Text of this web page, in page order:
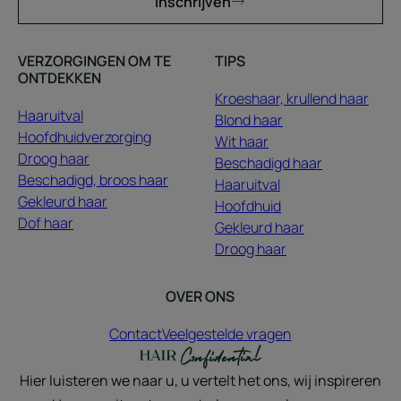
VERZORGINGEN OM TE
ONTDEKKEN
Haaruitval
Hoofdhuidverzorging
Droog haar
Beschadigd, broos haar
Gekleurd haar
Dof haar
TIPS
Kroeshaar, krullend haar
Blond haar
Wit haar
Beschadigd haar
Haaruitval
Hoofdhuid
Gekleurd haar
Droog haar
OVER ONS
ContactVeelgestelde vragen
Hier luisteren we naar u, u vertelt het ons, wij inspireren